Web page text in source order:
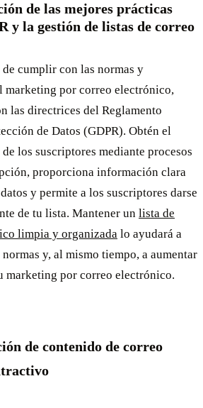
de las mejores prácticas
y la gestión de listas de correo
de cumplir con las normas y
marketing por correo electrónico,
las directrices del Reglamento
de Datos (GDPR). Obtén el
los suscriptores mediante procesos
proporciona información clara
y permite a los suscriptores darse
de tu lista. Mantener un lista de
limpia y organizada lo ayudará a
y, al mismo tiempo, a aumentar
marketing por correo electrónico.
de contenido de correo